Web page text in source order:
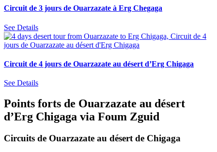
Circuit de 3 jours de Ouarzazate à Erg Chegaga
See Details
Circuit de 4 jours de Ouarzazate au désert d’Erg Chigaga
See Details
Points forts de Ouarzazate au désert
d’Erg Chigaga via Foum Zguid
Circuits de Ouarzazate au désert de Chigaga